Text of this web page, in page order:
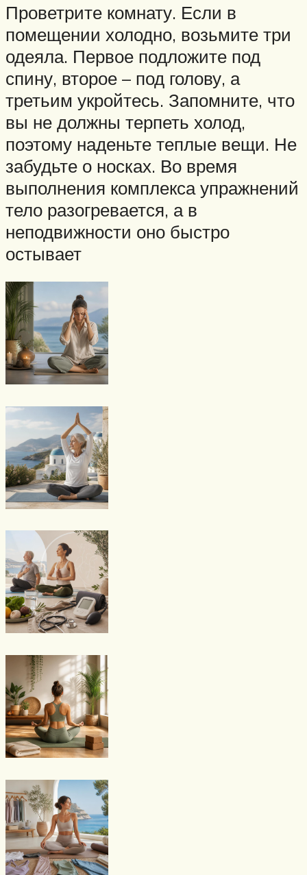
Проветрите комнату. Если в
помещении холодно, возьмите три
одеяла. Первое подложите под
спину, второе – под голову, а
третьим укройтесь. Запомните, что
вы не должны терпеть холод,
поэтому наденьте теплые вещи. Не
забудьте о носках. Во время
выполнения комплекса упражнений
тело разогревается, а в
неподвижности оно быстро
остывает